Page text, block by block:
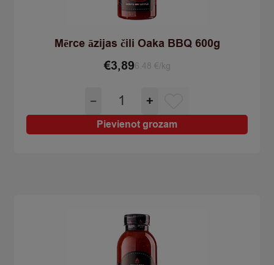
Mērce āzijas čili Oaka BBQ 600g
€3,896.48 €/kg
−
Mērce
āzijas
čili
Oaka
+
Pievienot grozam